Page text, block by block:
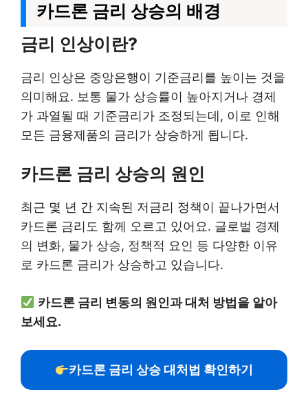
카드론 금리 상승의 배경
금리 인상이란?
금리 인상은 중앙은행이 기준금리를 높이는 것을
의미해요. 보통 물가 상승률이 높아지거나 경제
가 과열될 때 기준금리가 조정되는데, 이로 인해
모든 금융제품의 금리가 상승하게 됩니다.
카드론 금리 상승의 원인
최근 몇 년 간 지속된 저금리 정책이 끝나가면서
카드론 금리도 함께 오르고 있어요. 글로벌 경제
의 변화, 물가 상승, 정책적 요인 등 다양한 이유
로 카드론 금리가 상승하고 있습니다.
카드론 금리 변동의 원인과 대처 방법을 알아
보세요.
카드론 금리 상승 대처법 확인하기